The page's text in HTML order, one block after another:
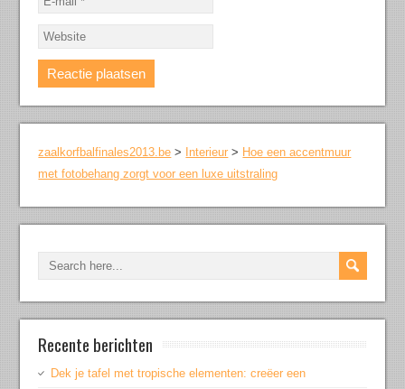
zaalkorfbalfinales2013.be > Interieur > Hoe een accentmuur
met fotobehang zorgt voor een luxe uitstraling
Recente berichten
Dek je tafel met tropische elementen: creëer een